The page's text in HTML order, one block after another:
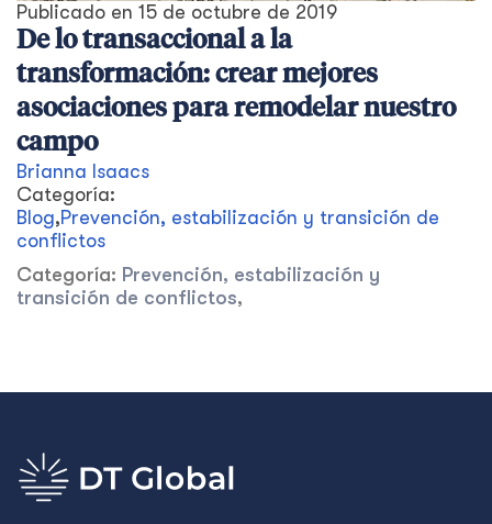
Publicado en 15 de octubre de 2019
De lo transaccional a la
transformación: crear mejores
asociaciones para remodelar nuestro
campo
Brianna Isaacs
Categoría:
Blog,Prevención, estabilización y transición de
conflictos
Categoría: Prevención, estabilización y
transición de conflictos,